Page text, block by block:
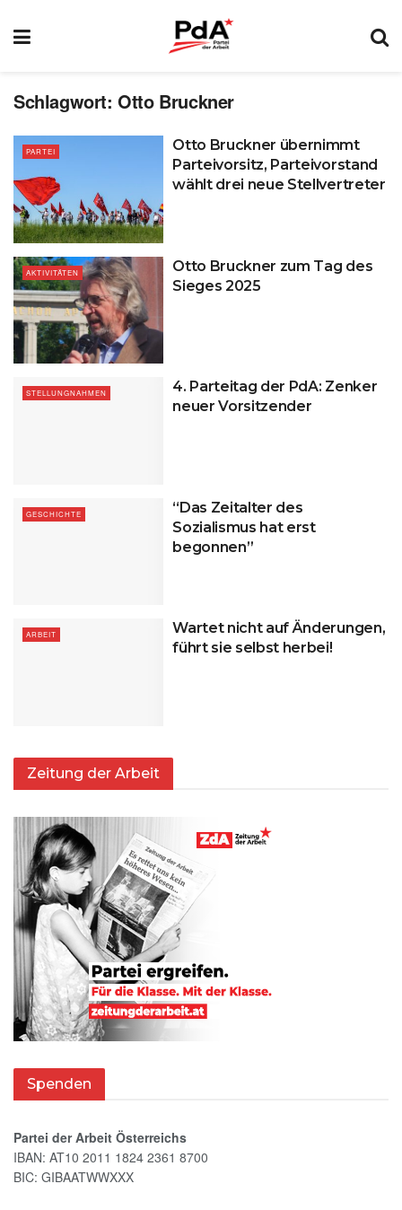
Schlagwort:Otto Bruckner
PARTEI
Otto Bruckner übernimmt
Parteivorsitz, Parteivorstand
wählt drei neue Stellvertreter
AKTIVITÄTEN
Otto Bruckner zum Tag des
Sieges 2025
STELLUNGNAHMEN
4. Parteitag der PdA: Zenker
neuer Vorsitzender
GESCHICHTE
“Das Zeitalter des
Sozialismus hat erst
begonnen”
ARBEIT
Wartet nicht auf Änderungen,
führt sie selbst herbei!
Zeitung der Arbeit
Spenden
Partei der Arbeit Österreichs
IBAN: AT10 2011 1824 2361 8700
BIC: GIBAATWWXXX